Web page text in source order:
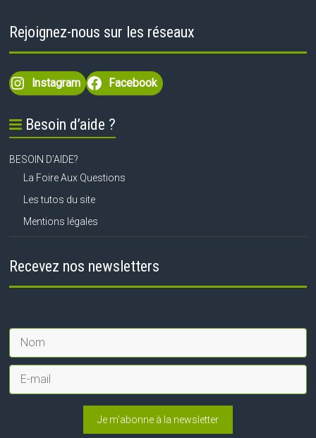
Rejoignez-nous sur les réseaux
Instagram Facebook
Besoin d’aide ?
BESOIN D’AIDE?
La Foire Aux Questions
Les tutos du site
Mentions légales
Recevez nos newsletters
Je m'abonne à la newsletter